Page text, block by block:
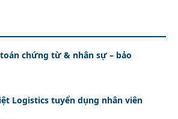
chứng từ & nhân sự – bảo
Logistics tuyển dụng nhân viên